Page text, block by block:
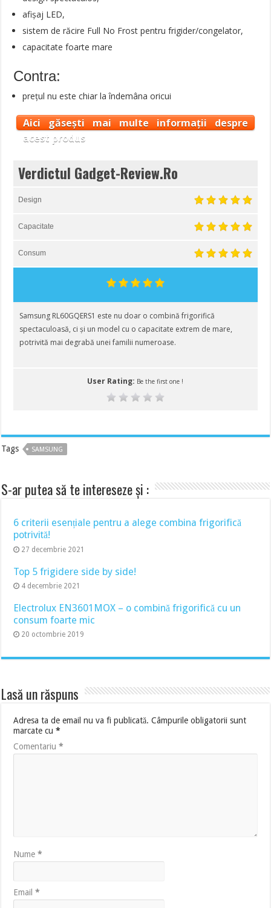
afișaj LED,
sistem de răcire Full No Frost pentru frigider/congelator,
capacitate foarte mare
Contra:
prețul nu este chiar la îndemâna oricui
Aici găsești mai multe informații despre
acest produs
Verdictul Gadget-Review.Ro
Design
Capacitate
Consum
Samsung RL60GQERS1 este nu doar o combină frigorifică
spectaculoasă, ci și un model cu o capacitate extrem de mare,
potrivită mai degrabă unei familii numeroase.
User Rating: Be the first one !
Tags SAMSUNG
S-ar putea să te intereseze și :
6 criterii esențiale pentru a alege combina frigorifică
potrivită!
27 decembrie 2021
Top 5 frigidere side by side!
4 decembrie 2021
Electrolux EN3601MOX – o combină frigorifică cu un
consum foarte mic
20 octombrie 2019
Lasă un răspuns
Adresa ta de email nu va fi publicată. Câmpurile obligatorii sunt
marcate cu*
Comentariu*
Nume*
Email*